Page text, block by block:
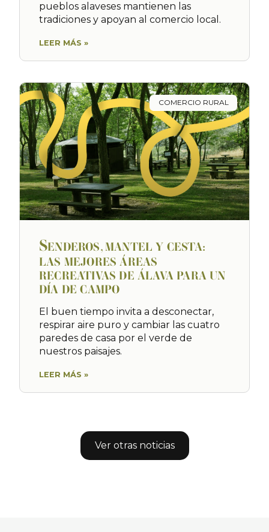
pueblos alaveses mantienen las
tradiciones y apoyan al comercio local.
LEER MÁS »
COMERCIO RURAL
SENDEROS, MANTEL Y CESTA:
LAS MEJORES ÁREAS
RECREATIVAS DE ÁLAVA PARA UN
DÍA DE CAMPO
El buen tiempo invita a desconectar,
respirar aire puro y cambiar las cuatro
paredes de casa por el verde de
nuestros paisajes.
LEER MÁS »
Ver otras noticias